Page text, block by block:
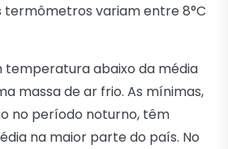
termômetros variam entre 8°C
temperatura abaixo da média
massa de ar frio. As mínimas,
no período noturno, têm
na maior parte do país. No